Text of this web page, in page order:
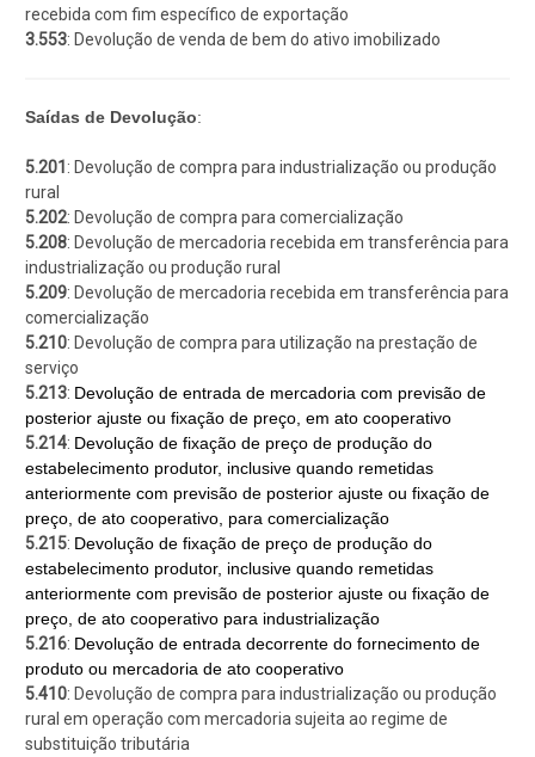
recebida com fim específico de exportação
3.553: Devolução de venda de bem do ativo imobilizado
Saídas de Devolução:
5.201: Devolução de compra para industrialização ou produção
rural
5.202: Devolução de compra para comercialização
5.208: Devolução de mercadoria recebida em transferência para
industrialização ou produção rural
5.209: Devolução de mercadoria recebida em transferência para
comercialização
5.210: Devolução de compra para utilização na prestação de
serviço
5.213: Devolução de entrada de mercadoria com previsão de
posterior ajuste ou fixação de preço, em ato cooperativo
5.214: Devolução de fixação de preço de produção do
estabelecimento produtor, inclusive quando remetidas
anteriormente com previsão de posterior ajuste ou fixação de
preço, de ato cooperativo, para comercialização
5.215: Devolução de fixação de preço de produção do
estabelecimento produtor, inclusive quando remetidas
anteriormente com previsão de posterior ajuste ou fixação de
preço, de ato cooperativo para industrialização
5.216: Devolução de entrada decorrente do fornecimento de
produto ou mercadoria de ato cooperativo
5.410: Devolução de compra para industrialização ou produção
rural em operação com mercadoria sujeita ao regime de
substituição tributária